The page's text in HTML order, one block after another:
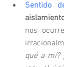
Sentido
nos
qué a mí?